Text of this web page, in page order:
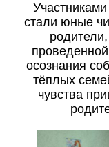
стали юные
осознания
тёплых
чувства